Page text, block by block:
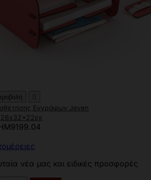

Εγγράφων Jeven
νέα μας και ειδικές προσφορές